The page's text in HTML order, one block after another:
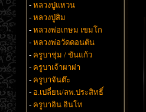
- หลวงปู่แหวน
- หลวงปู่สิม
- หลวงพ่อเกษม เขมโก
- หลวงพ่อวัดดอนตัน
- ครูบาชุ่ม / ขันแก้ว
- ครูบาเจ้าผาผ่า
- ครูบาจันต๊ะ
- อ.เปลี่ยน/ลพ.ประสิทธิ์
- ครูบาอิน อินโท